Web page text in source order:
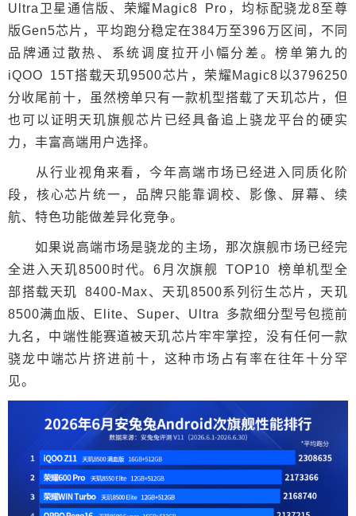
Ultra卫星通信版、荣耀Magic8 Pro，均标配骁龙8至尊
版Gen5芯片，平均跑分稳定在384万至396万区间，不同
品牌通过散热、系统调度拉开小幅分差。榜单第九的
iQOO 15T搭载天玑9500芯片，荣耀Magic8以3796250
分收尾前十，虽然榜单只有一款机型搭载了天玑芯片，但
也可以证明天玑旗舰芯片已经具备追上骁龙平台的硬实
力，丰富高端用户选择。
从行业视角来看，今年高端市场已经进入同质化阶
段，核心芯片统一，品牌只能靠调校、影像、屏幕、续
航、特色功能做差异化竞争。
如果说高端市场是骁龙的主场，那次旗舰市场已经完
全进入天玑8500时代。6月次旗舰 TOP10 榜单机型全
部搭载天玑 8400-Max、天玑8500系列衍生芯片，天玑
8500满血版、Elite、Super、Ultra 多款细分型号包揽前
九名，中端性能赛道被天玑芯片牢牢掌控，没有任何一款
骁龙中端芯片挤进前十，这种市场占有率在往年十分罕
见。